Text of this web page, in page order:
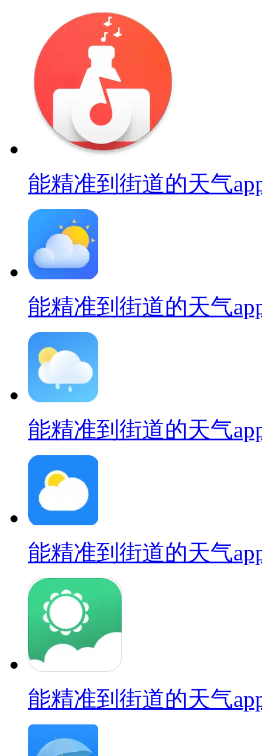
能精准到街道的天气
能精准到街道的天气
能精准到街道的天气
能精准到街道的天气
能精准到街道的天气